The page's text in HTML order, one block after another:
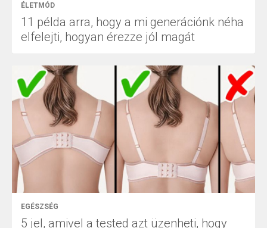
ÉLETMÓD
11 példa arra, hogy a mi generációnk néha
elfelejti, hogyan érezze jól magát
EGÉSZSÉG
5 jel, amivel a tested azt üzenheti, hogy